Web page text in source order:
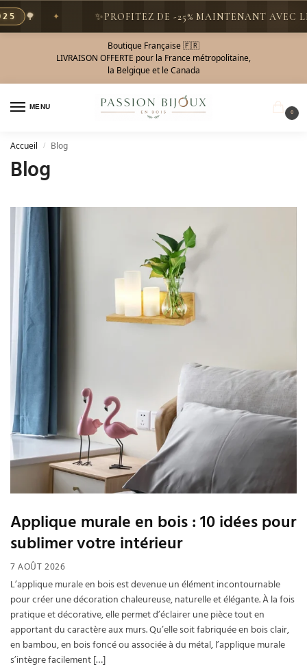
✨PROFITEZ DE -25% MAINTENANT AVEC LE CODE
Boutique Française 🇫🇷
LIVRAISON OFFERTE pour la France métropolitaine,
la Belgique et le Canada
MENU
0
Accueil / Blog
Blog
Applique murale en bois : 10 idées pour
sublimer votre intérieur
7 AOÛT 2026
L’applique murale en bois est devenue un élément incontournable
pour créer une décoration chaleureuse, naturelle et élégante. À la fois
pratique et décorative, elle permet d’éclairer une pièce tout en
apportant du caractère aux murs. Qu’elle soit fabriquée en bois clair,
en bambou, en bois foncé ou associée à du métal, l’applique murale
s’intègre facilement […]